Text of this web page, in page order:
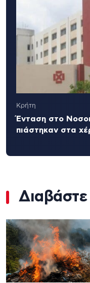
Κρήτη
Ένταση στο
πιάστηκαν στα
Διαβάστε